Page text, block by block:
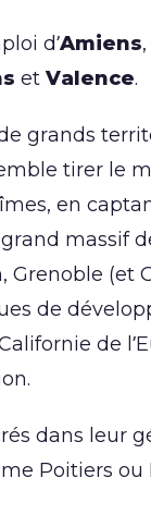
d’Amiens,
et Valence.
grands
tirer le
en
massif
(et
de
de
dans leur
Poitiers ou